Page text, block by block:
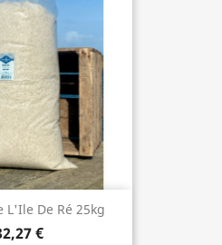
L'Ile De Ré 25kg
€